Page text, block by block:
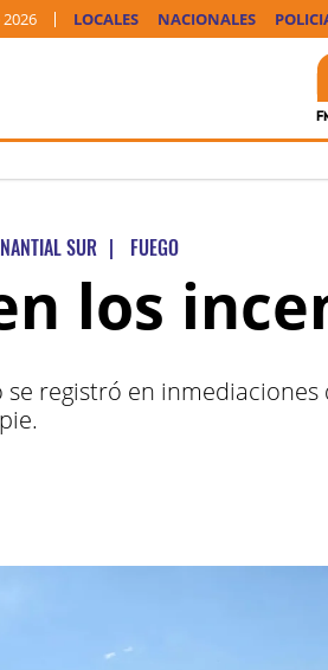
LOCALES NACIONALES
SUR | FUEGO
los
se registró en